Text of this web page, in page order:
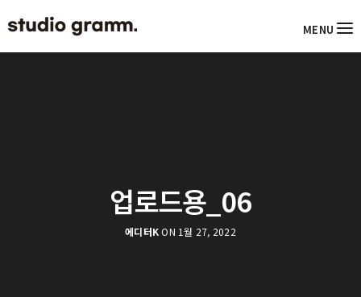
MENU
업로드용_06
에디터KON 1월 27, 2022